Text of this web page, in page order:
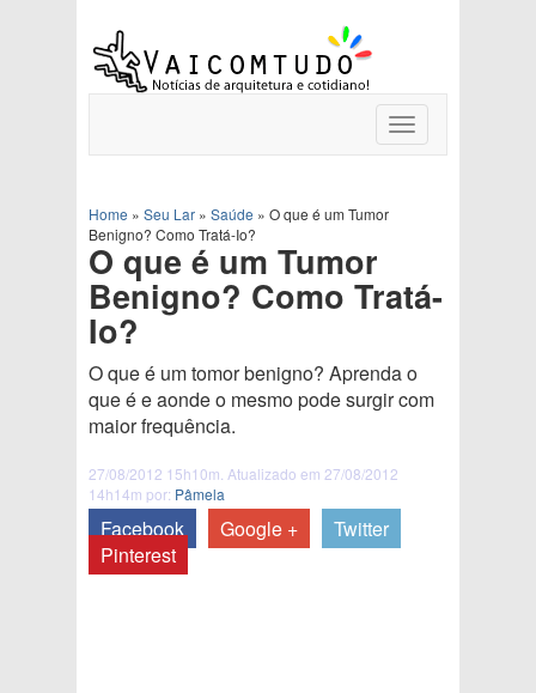
Toggle
navigation
Home » Seu Lar » Saúde » O que é um Tumor
Benigno? Como Tratá-Io?
O que é um Tumor
Benigno? Como Tratá-
Io?
O que é um tomor benigno? Aprenda o
que é e aonde o mesmo pode surgir com
maior frequência.
27/08/2012 15h10m. Atualizado em 27/08/2012
14h14m por: Pâmela
Facebook Google +
Twitter
Pinterest